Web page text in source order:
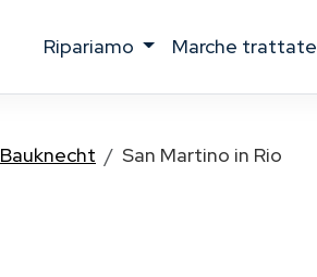
ripariamo marche trattate
Bauknecht San Martino in Rio